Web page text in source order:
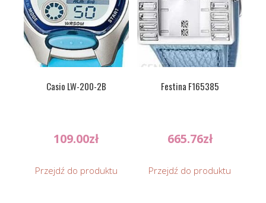
Casio LW-200-2B
109.00zł
Przejdź do produktu
Festina F165385
665.76zł
Przejdź do produktu